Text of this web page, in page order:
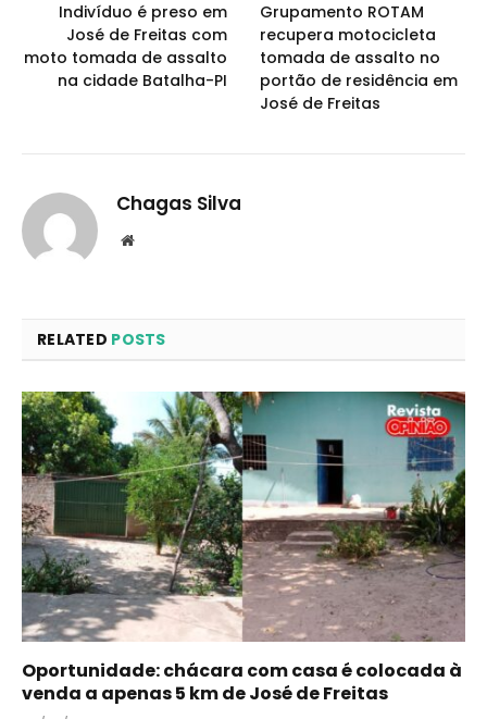
Indivíduo é preso em
José de Freitas com
moto tomada de assalto
na cidade Batalha-PI
Grupamento ROTAM
recupera motocicleta
tomada de assalto no
portão de residência em
José de Freitas
Chagas Silva
Website
RELATED POSTS
Oportunidade: chácara com casa é colocada à
venda a apenas 5 km de José de Freitas